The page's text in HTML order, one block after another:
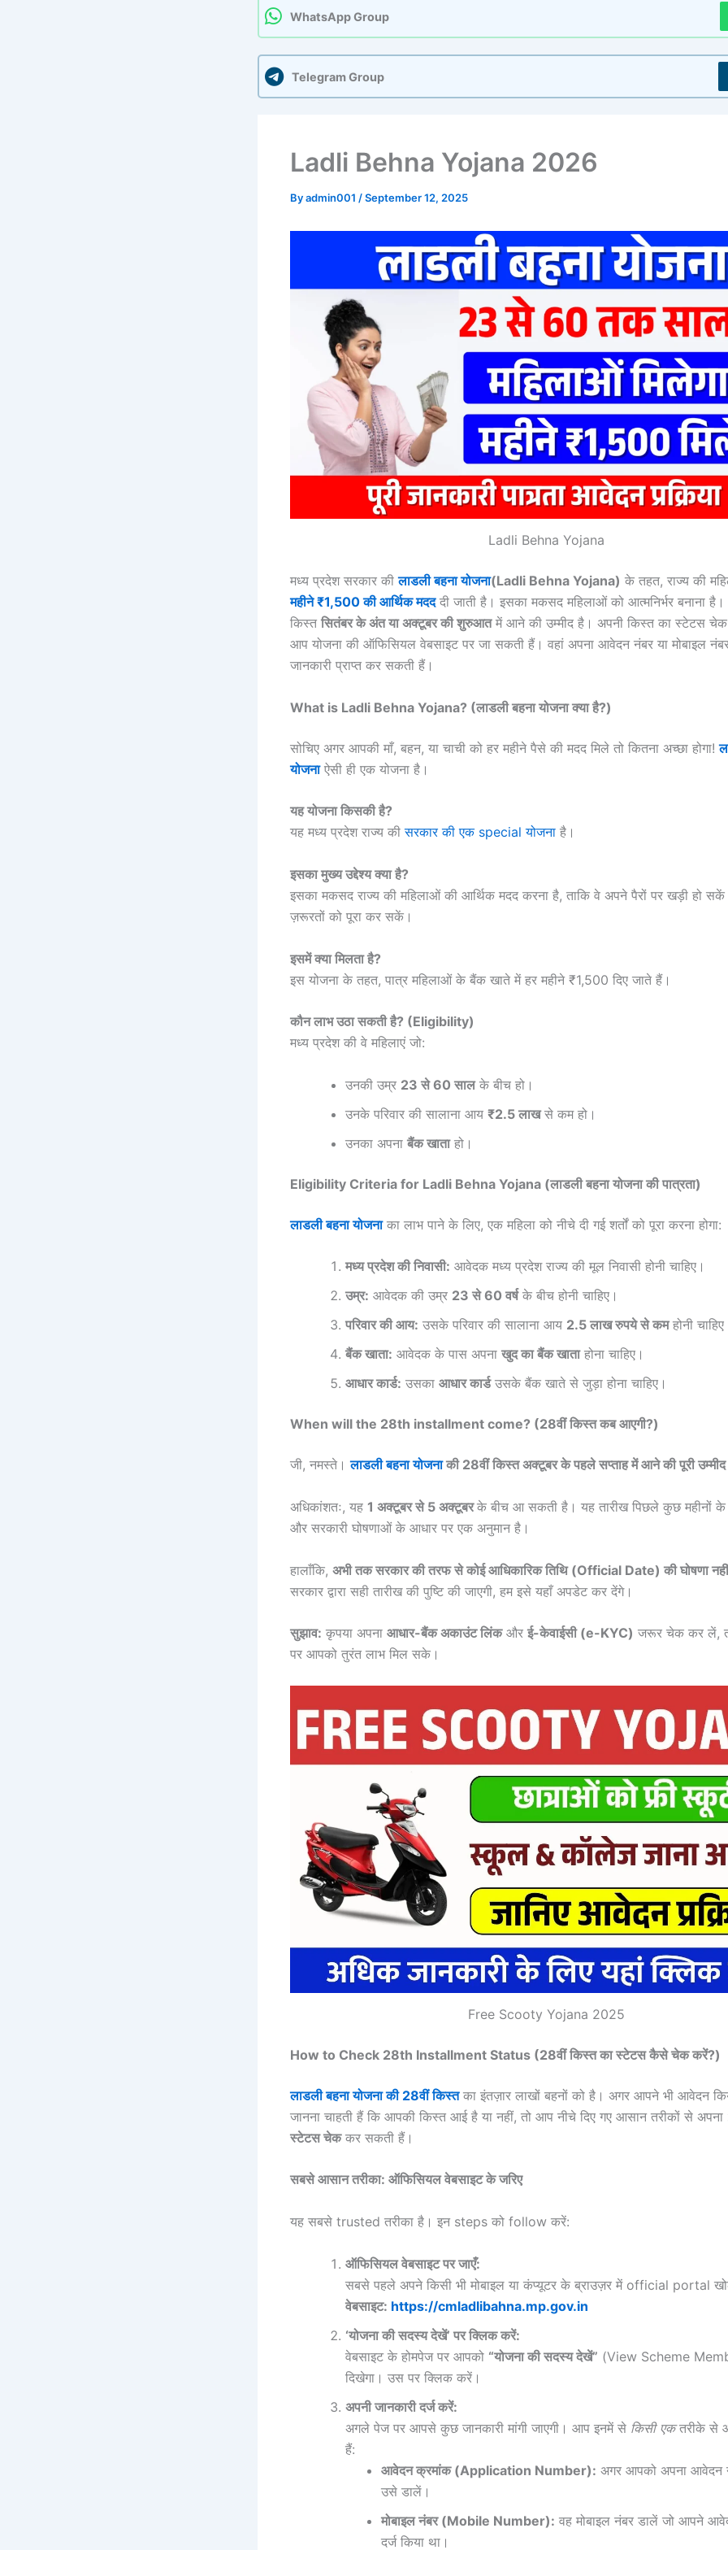
WhatsApp Group
Telegram Group
Ladli Behna Yojana 2026
Byadmin001 /September 12, 2025
Ladli Behna Yojana
मध्य प्रदेश सरकार कीलाडली बहना योजना(Ladli Behna Yojana) के तहत, राज्य की
महीने ₹1,500 की आर्थिक मदददी जाती है। इसका मकसद महिलाओं को आत्मनिर्भर बनाना
किस्त सितंबरकेअंतयाअक्टूबरकीशुरुआतमें आने की उम्मीद है। अपनी किस्त का स्टेटस
आप योजना की ऑफिसियल वेबसाइट पर जा सकती हैं। वहां अपना आवेदन नंबर या मोबाइल
जानकारी प्राप्त कर सकती हैं।
What is Ladli Behna Yojana? (लाडली बहना योजना क्या है?)
सोचिए अगर आपकी माँ, बहन, या चाची को हर महीने पैसे की मदद मिले तो कितना अच्छा होगा!
योजनाऐसी ही एक योजना है।
यह योजना किसकी है?
यह मध्य प्रदेश राज्य कीसरकार की एक special योजना है।
इसका मुख्य उद्देश्य क्या है?
इसका मकसद राज्य की महिलाओं की आर्थिक मदद करना है, ताकि वे अपने पैरों पर खड़ी हो
ज़रूरतों को पूरा कर सकें।
इसमें क्या मिलता है?
इस योजना के तहत, पात्र महिलाओं के बैंक खाते में हर महीने ₹1,500 दिए जाते हैं।
कौन लाभ उठा सकती है? (Eligibility)
मध्य प्रदेश की वे महिलाएं जो:
उनकी उम्र 23 से 60 सालके बीच हो।
उनके परिवार की सालाना आय ₹2.5 लाखसे कम हो।
उनका अपना बैंक खाताहो।
Eligibility Criteria for Ladli Behna Yojana (लाडली बहना योजना की पात्रता)
लाडली बहना योजनाका लाभ पाने के लिए, एक महिला को नीचे दी गई शर्तों को पूरा करना होगा:
मध्य प्रदेश की निवासी: आवेदक मध्य प्रदेश राज्य की मूल निवासी होनी चाहिए।
उम्र: आवेदक की उम्र 23 से 60 वर्षके बीच होनी चाहिए।
परिवार की आय: उसके परिवार की सालाना आय 2.5 लाख रुपये से कमहोनी
बैंक खाता: आवेदक के पास अपना खुद का बैंक खाताहोना चाहिए।
आधार कार्ड: उसका आधार कार्डउसके बैंक खाते से जुड़ा होना चाहिए।
When will the 28th installment come? (28वीं किस्त कब आएगी?)
जी, नमस्ते।लाडली बहना योजनाकी 28वीं किस्त अक्टूबर के पहले सप्ताह में आने की पूरी
अधिकांशतः, यह 1 अक्टूबर से 5 अक्टूबरके बीच आ सकती है। यह तारीख पिछले कुछ महीनों के
और सरकारी घोषणाओं के आधार पर एक अनुमान है।
हालाँकि, अभी तक सरकार की तरफ से कोई आधिकारिक तिथि (Official Date) की घोषणा
सरकार द्वारा सही तारीख की पुष्टि की जाएगी, हम इसे यहाँ अपडेट कर देंगे।
सुझाव: कृपया अपना आधार-बैंक अकाउंट लिंकऔर ई-केवाईसी (e-KYC) जरूर चेक कर लें,
पर आपको तुरंत लाभ मिल सके।
Free Scooty Yojana 2025
How to Check 28th Installment Status (28वीं किस्त का स्टेटस कैसे चेक करें?)
लाडली बहना योजना की 28वीं किस्तका इंतज़ार लाखों बहनों को है। अगर आपने भी आवेदन
जानना चाहती हैं कि आपकी किस्त आई है या नहीं, तो आप नीचे दिए गए आसान तरीकों से अपना
स्टेटस चेककर सकती हैं।
सबसे आसान तरीका: ऑफिसियल वेबसाइट के जरिए
यह सबसे trusted तरीका है। इन steps को follow करें:
ऑफिसियल वेबसाइट पर जाएँ:
सबसे पहले अपने किसी भी मोबाइल या कंप्यूटर के ब्राउज़र में official portal
वेबसाइट: https://cmladlibahna.mp.gov.in
‘योजना की सदस्य देखें’ पर क्लिक करें:
वेबसाइट के होमपेज पर आपको “योजना की सदस्य देखें” (View Scheme
दिखेगा। उस पर क्लिक करें।
अपनी जानकारी दर्ज करें:
अगले पेज पर आपसे कुछ जानकारी मांगी जाएगी। आप इनमें से किसी एकतरीके से
हैं:
आवेदन क्रमांक (Application Number): अगर आपको अपना आवेदन
उसे डालें।
मोबाइल नंबर (Mobile Number): वह मोबाइल नंबर डालें जो आपने
दर्ज किया था।